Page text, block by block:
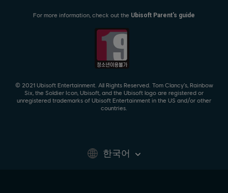
© 2021 Ubisoft Entertainment. All Rights Reserved. Tom Clancy’s, Rainbow
Six, the Soldier Icon, Ubisoft, and the Ubisoft logo are registered or
unregistered trademarks of Ubisoft Entertainment in the US and/or other
countries.
For more information, check out the Ubisoft Parent's guide
한국어